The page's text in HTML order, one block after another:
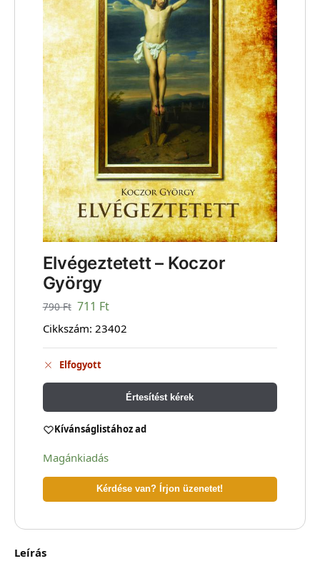
Elvégeztetett – Koczor
György
790Ft 711 Ft
Cikkszám: 23402
Elfogyott
Értesítést kérek
Kívánságlistához ad
Magánkiadás
Kérdése van? Írjon üzenetet!
Leírás